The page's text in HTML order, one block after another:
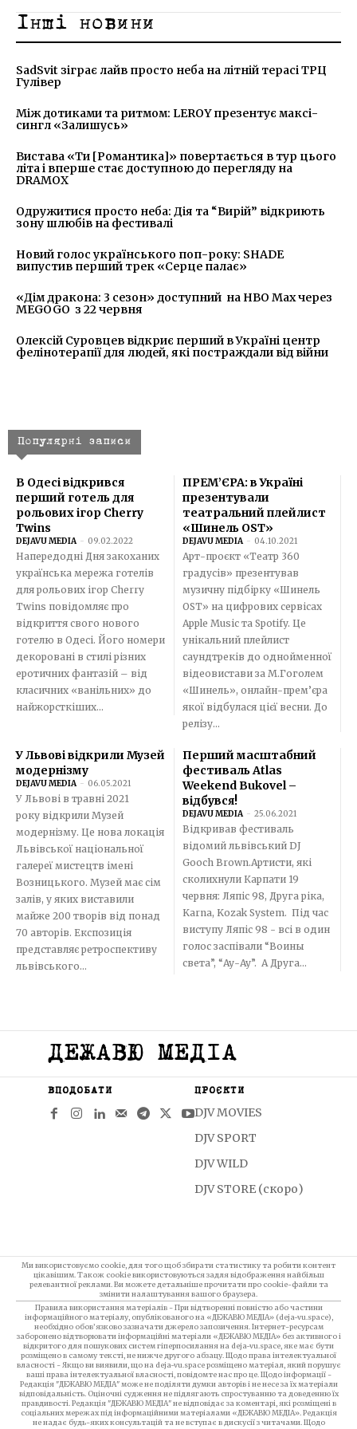
Інші новини
SadSvit зіграє лайв просто неба на літній терасі ТРЦ
Гулівер
Між дотиками та ритмом: LEROY презентує максі-
сингл «Залишусь»
Вистава «Ти [Романтика]» повертається в тур цього
літа і вперше стає доступною до перегляду на
DRAMOX
Одружитися просто неба: Дія та “Вирій” відкриють
зону шлюбів на фестивалі
Новий голос українського поп-року: SHADE
випустив перший трек «Серце палає»
«Дім дракона: 3 сезон» доступний на HBO Max через
MEGOGO з 22 червня
Олексій Суровцев відкриє перший в Україні центр
фелінотерапії для людей, які постраждали від війни
Популярні записи
В Одесі відкрився
перший готель для
рольових ігор Cherry
Twins
DEJAVU MEDIA - 09.02.2022
Напередодні Дня закоханих
українська мережа готелів
для рольових ігор Cherry
Twins повідомляє про
відкриття свого нового
готелю в Одесі. Його номери
декоровані в стилі різних
еротичних фантазій – від
класичних «ванільних» до
найжорсткіших...
ПРЕМ’ЄРА: в Україні
презентували
театральний плейлист
«Шинель OST»
DEJAVU MEDIA - 04.10.2021
Арт-проєкт «Театр 360
градусів» презентував
музичну підбірку «Шинель
OST» на цифрових сервісах
Apple Music та Spotify. Це
унікальний плейлист
саундтреків до однойменної
відеовистави за М.Гоголем
«Шинель», онлайн-прем’єра
якої відбулася цієї весни. До
релізу...
У Львові відкрили Музей
модернізму
DEJAVU MEDIA - 06.05.2021
У Львові в травні 2021
року відкрили Музей
модернізму. Це нова локація
Львівської національної
галереї мистецтв імені
Возницького. Музей має сім
залів, у яких виставили
майже 200 творів від понад
70 авторів. Експозиція
представляє ретроспективу
львівського...
Перший масштабний
фестиваль Atlas
Weekend Bukovel –
відбувся!
DEJAVU MEDIA - 25.06.2021
Відкривав фестиваль
відомий львівський DJ
Gooch Brown.Артисти, які
сколихнули Карпати 19
червня: Ляпіс 98, Друга ріка,
Karna, Kozak System. Під час
виступу Ляпіс 98 - всі в один
голос заспівали “Воины
света”, “Ау-Ау”. А Друга...
ДЕЖАВЮ МЕДІА
ВПОДОБАТИ ПРОЄКТИ
DJV MOVIES
DJV SPORT
DJV WILD
DJV STORE (скоро)
Ми використовуємо cookie, для того щоб збирати статистику та робити контент
цікавішим. Також cookie використовуються задля відображення найбільш
релевантної реклами. Ви можете детальніше прочитати про cookie-файли та
змінити налаштування вашого браузера.
Правила використання матеріалів - При відтворенні повністю або частини
інформаційного матеріалу, опублікованого на «ДЕЖАВЮ МЕДІА» (deja-vu.space),
необхідно обов’язково зазначати джерело запозичення. Інтернет-ресурсам
заборонено відтворювати інформаційні матеріали «ДЕЖАВЮ МЕДІА» без активного і
відкритого для пошукових систем гіперпосилання на deja-vu.space, яке має бути
розміщено в самому тексті, не нижче другого абзацу. Щодо права інтелектуальної
власності - Якщо ви виявили, що на deja-vu.space розміщено матеріал, який порушує
ваші права інтелектуальної власності, повідомте нас про це. Щодо інформації -
Редакція "ДЕЖАВЮ МЕДІА" може не поділяти думки авторів і не несе за їх матеріали
відповідальність. Оціночні судження не підлягають спростуванню та доведенню їх
правдивості. Редакція "ДЕЖАВЮ МЕДІА" не відповідає за коментарі, які розміщені в
соціальних мережах під інформаційними матеріалами «ДЕЖАВЮ МЕДІА». Редакція
не надає будь-яких консультацій та не вступає в дискусії з читачами. Щодо